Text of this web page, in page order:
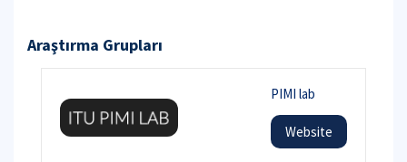
Araştırma Grupları
PIMI lab
Website